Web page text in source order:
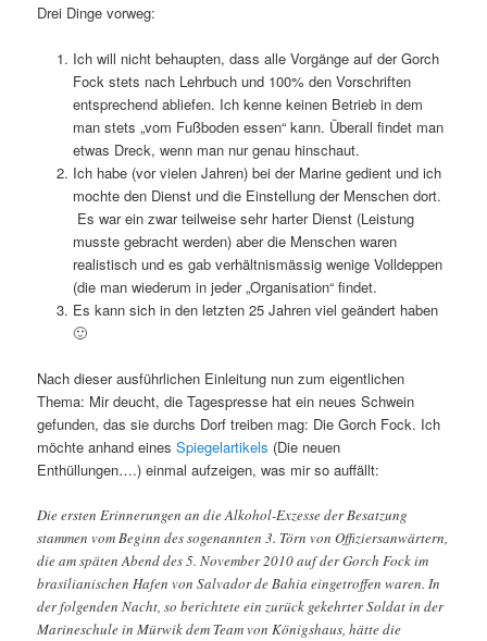
Drei Dinge vorweg:
Ich will nicht behaupten, dass alle Vorgänge auf der Gorch
Fock stets nach Lehrbuch und 100% den Vorschriften
entsprechend abliefen. Ich kenne keinen Betrieb in dem
man stets „vom Fußboden essen“ kann. Überall findet man
etwas Dreck, wenn man nur genau hinschaut.
Ich habe (vor vielen Jahren) bei der Marine gedient und ich
mochte den Dienst und die Einstellung der Menschen dort.
Es war ein zwar teilweise sehr harter Dienst (Leistung
musste gebracht werden) aber die Menschen waren
realistisch und es gab verhältnismässig wenige Volldeppen
(die man wiederum in jeder „Organisation“ findet.
Es kann sich in den letzten 25 Jahren viel geändert haben
🙂
Nach dieser ausführlichen Einleitung nun zum eigentlichen
Thema: Mir deucht, die Tagespresse hat ein neues Schwein
gefunden, das sie durchs Dorf treiben mag: Die Gorch Fock. Ich
möchte anhand einesSpiegelartikels (Die neuen
Enthüllungen….) einmal aufzeigen, was mir so auffällt:
Die ersten Erinnerungen an die Alkohol-Exzesse der Besatzung
stammen vom Beginn des sogenannten 3. Törn von Offiziersanwärtern,
die am späten Abend des 5. November 2010 auf der Gorch Fock im
brasilianischen Hafen von Salvador de Bahia eingetroffen waren. In
der folgenden Nacht, so berichtete ein zurück gekehrter Soldat in der
Marineschule in Mürwik dem Team von Königshaus, hätte die